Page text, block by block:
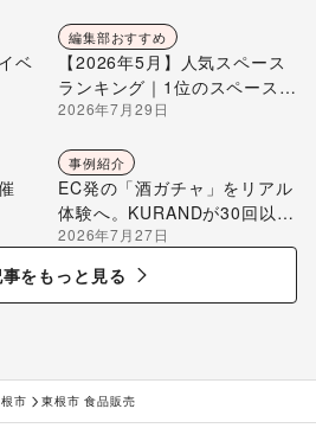
ベ
編集部おすすめ
【2026年5月】人気スペース
ランキング｜1位のスペースを
編集部が解説
2026年7月29日
事例紹介
EC発の「酒ガチャ」をリアル
体験へ。KURANDが30回以上
のポップアップ出店で届け
る“新しいお酒との出会い”
2026年7月27日
をもっと見る
市 東根市 食品販売